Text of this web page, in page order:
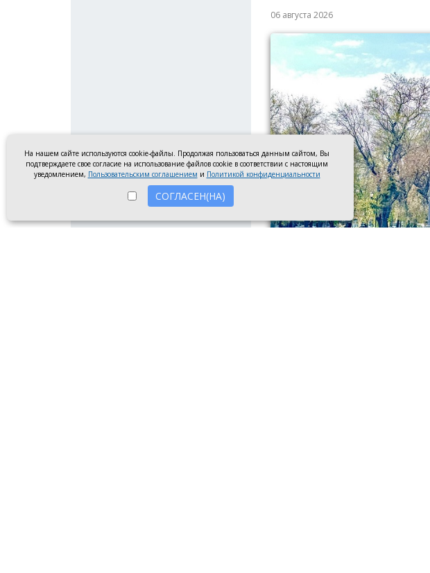
06 августа 2026
На нашем сайте используются cookie-файлы. Продолжая пользоваться данным сайтом, Вы
подтверждаете свое согласие на использование файлов cookie в соответствии с настоящим
уведомлением, Пользовательским соглашением и Политикой конфиденциальности
СОГЛАСЕН(НА)